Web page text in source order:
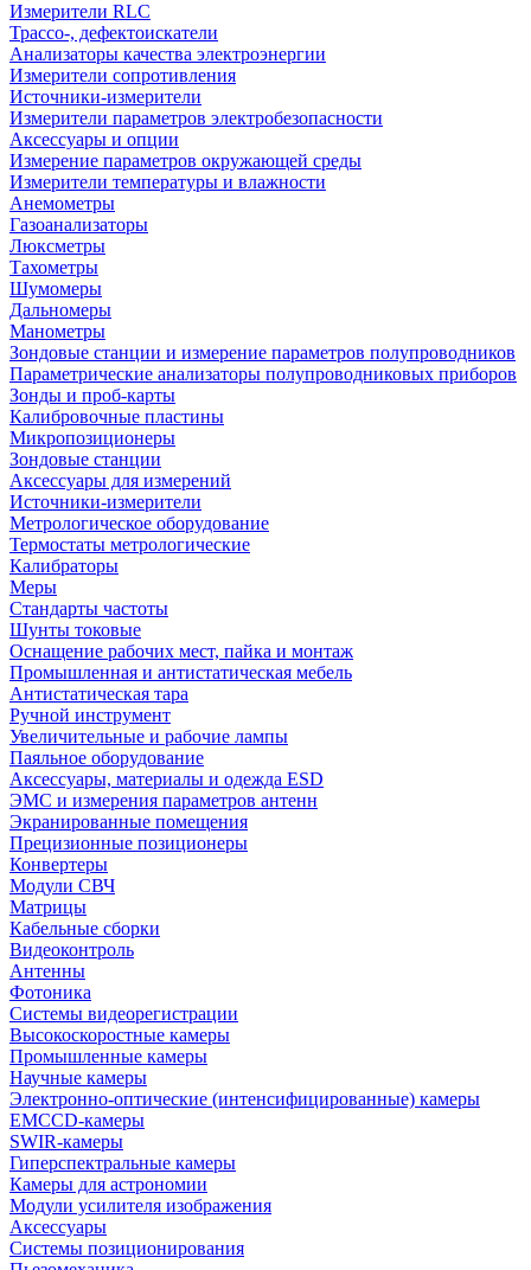
Измерители RLC
Трассо-, дефектоискатели
Анализаторы качества электроэнергии
Измерители сопротивления
Источники-измерители
Измерители параметров электробезопасности
Аксессуары и опции
Измерение параметров окружающей среды
Измерители температуры и влажности
Анемометры
Газоанализаторы
Люксметры
Тахометры
Шумомеры
Дальномеры
Манометры
Зондовые станции и измерение параметров полупроводников
Параметрические анализаторы полупроводниковых приборов
Зонды и проб-карты
Калибровочные пластины
Микропозиционеры
Зондовые станции
Аксессуары для измерений
Источники-измерители
Метрологическое оборудование
Термостаты метрологические
Калибраторы
Меры
Стандарты частоты
Шунты токовые
Оснащение рабочих мест, пайка и монтаж
Промышленная и антистатическая мебель
Антистатическая тара
Ручной инструмент
Увеличительные и рабочие лампы
Паяльное оборудование
Аксессуары, материалы и одежда ESD
ЭМС и измерения параметров антенн
Экранированные помещения
Прецизионные позиционеры
Конвертеры
Модули СВЧ
Матрицы
Кабельные сборки
Видеоконтроль
Антенны
Фотоника
Cистемы видеорегистрации
Высокоскоростные камеры
Промышленные камеры
Научные камеры
Электронно-оптические (интенсифицированные) камеры
EMCCD-камеры
SWIR-камеры
Гиперспектральные камеры
Камеры для астрономии
Модули усилителя изображения
Аксессуары
Системы позиционирования